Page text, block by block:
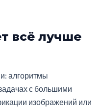
всё лучше
алгоритмы
с большими
изображений или